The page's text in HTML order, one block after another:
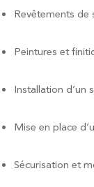
Revêtements de
Peintures et
Installation d’un
Mise en place
Sécurisation et